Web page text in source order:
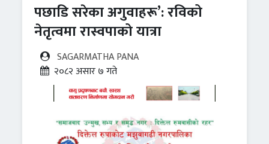
पछाडि सरेका अगुवाहरू’: रविको
नेतृत्वमा रास्वपाको यात्रा
SAGARMATHA PANA
२०८२ असार ७ गते